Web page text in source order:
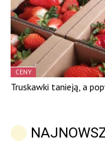
CENY
Truskawki tanieją, a